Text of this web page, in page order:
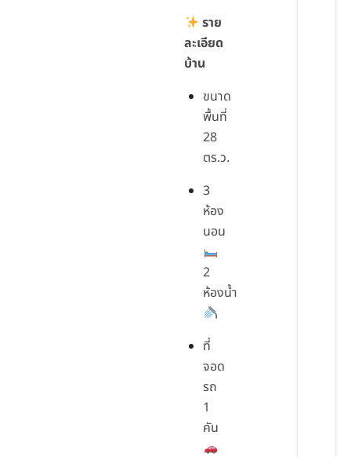
ราย
ละเอียด
บ้าน
ขนาด
พื้นที่
28
ตร.ว.
3
ห้อง
นอน
2
ห้องน้ำ
ที่
จอด
รถ
1
คัน